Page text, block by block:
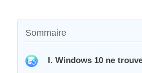
Sommaire
I. Windows 10 ne